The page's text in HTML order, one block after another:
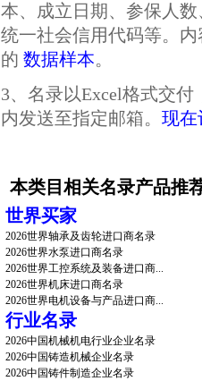
本、成立日期、参保人
统一社会信用代码等。
的 数据样本。
3、名录以Excel格式交
内发送至指定邮箱。 现在
本类目相关名录产品推
世界买家
2026世界轴承及齿轮进口商名录
2026世界水泵进口商名录
2026世界工控系统及装备进口商...
2026世界机床进口商名录
2026世界电机设备与产品进口商...
行业名录
2026中国机械机电行业企业名录
2026中国铸造机械企业名录
2026中国铸件制造企业名录